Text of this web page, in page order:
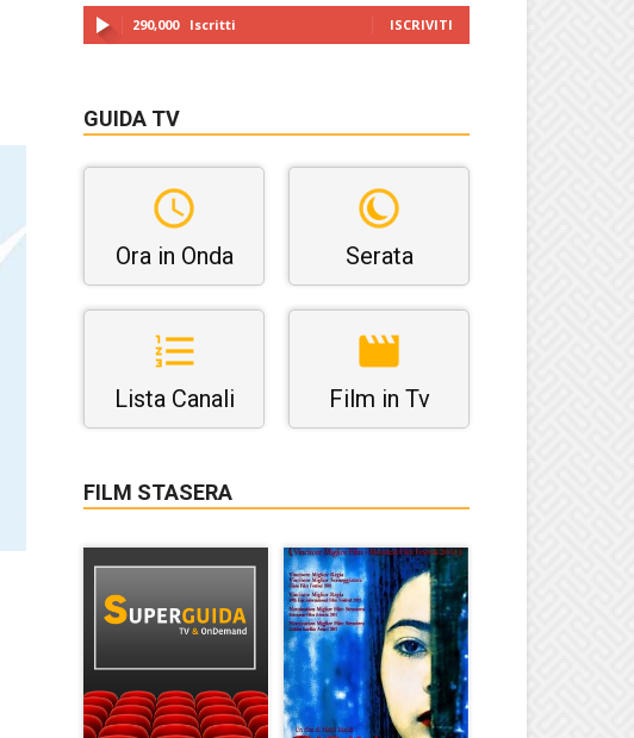
290,000 Iscritti ISCRIVITI
GUIDA TV
Ora in Onda Serata
Lista Canali Film in Tv
FILM STASERA